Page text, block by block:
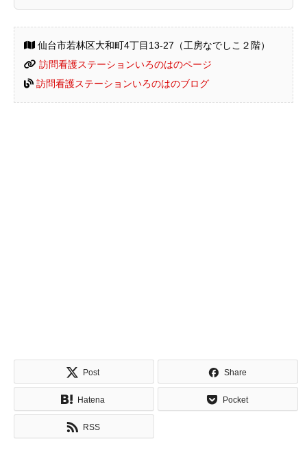
仙台市若林区大和町4丁目13-27（工房なでしこ２階）
訪問看護ステーションいろのはのページ
訪問看護ステーションいろのはのブログ
Post Share
Hatena Pocket
RSS